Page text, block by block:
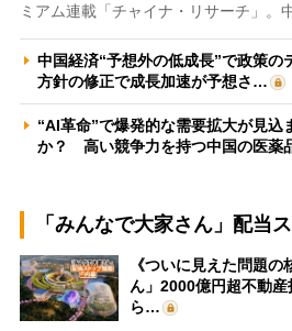
ミアム連載「チャイナ・リサーチ」。
中国経済“予想外の低成長”で政策
方針の修正で成長加速が予想さ…
“AI革命”で爆発的な需要拡大が見込
か？ 高い競争力を持つ中国の医薬
「みんなで大家さん」配当
《ついに見えた問題
ん」2000億円超不動産
ら…